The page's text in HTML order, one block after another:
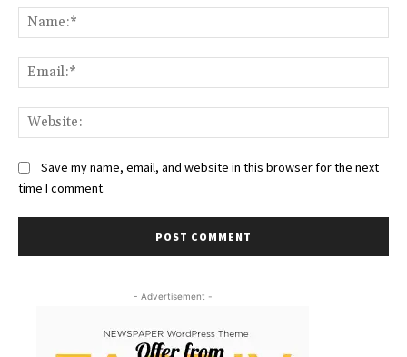
Save my name, email, and website in this browser for the next
time I comment.
- Advertisement -